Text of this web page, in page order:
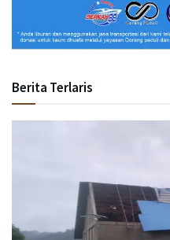
Berita Terlaris